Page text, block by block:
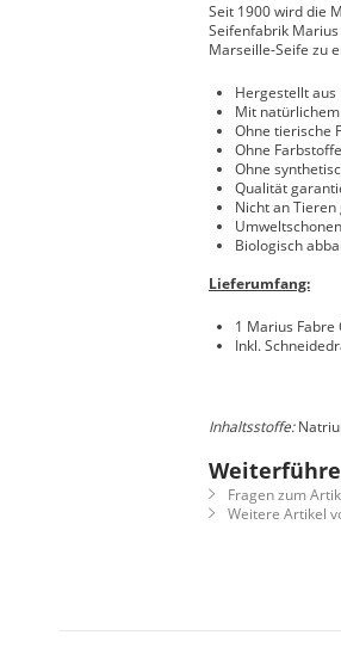
Seit 1900 wird die
Seifenfabrik
Marseille-Seife zu
Hergestellt aus
Mit
Ohne tierische
Ohne
Ohne
Qualität
Nicht an
Biologisch
Lieferumfang:
1 Marius Fabre
Inkl.
Inhaltsstoffe:
Fragen zum
Weitere Artikel